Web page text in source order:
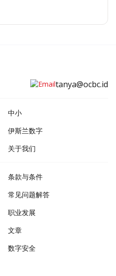
tanya@ocbc.id
中小
伊斯兰数字
关于我们
条款与条件
常见问题解答
职业发展
文章
数字安全